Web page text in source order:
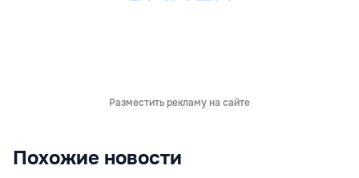
Разместить рекламу на сайте
Похожие новости